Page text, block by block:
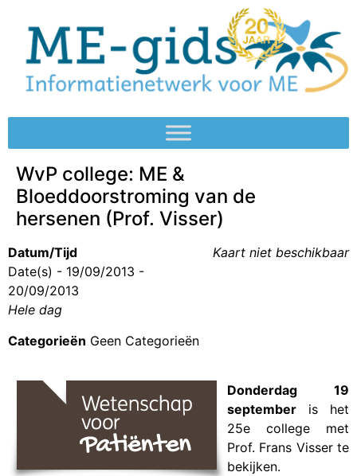
WvP college: ME &
Bloeddoorstroming van de
hersenen (Prof. Visser)
Kaart niet beschikbaar
Datum/Tijd
Date(s) - 19/09/2013 -
20/09/2013
Hele dag
Categorieën Geen Categorieën
Donderdag 19
september is het
25e college met
Prof. Frans Visser te
bekijken.